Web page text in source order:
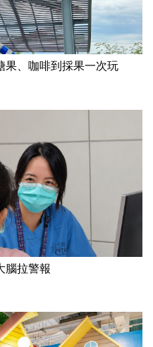
、咖啡到採果一次玩
拉警報